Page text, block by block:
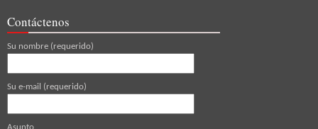
Contáctenos
Su nombre (requerido)
Su e-mail (requerido)